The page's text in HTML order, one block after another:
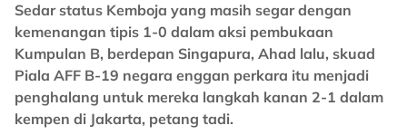
Sedar status Kemboja yang masih segar dengan
kemenangan tipis 1-0 dalam aksi pembukaan
Kumpulan B, berdepan Singapura, Ahad lalu, skuad
Piala AFF B-19 negara enggan perkara itu menjadi
penghalang untuk mereka langkah kanan 2-1 dalam
kempen di Jakarta, petang tadi.